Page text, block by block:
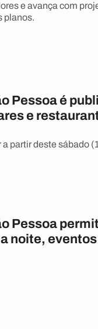
e avança com
planos.
Pessoa é
e
partir deste sábado
Pessoa
noite,